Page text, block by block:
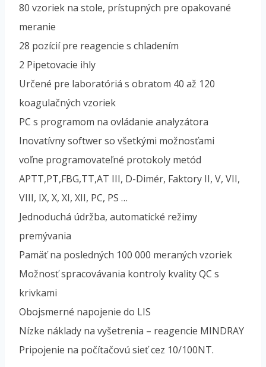
80 vzoriek na stole, prístupných pre opakované
meranie
28 pozícií pre reagencie s chladením
2 Pipetovacie ihly
Určené pre laboratóriá s obratom 40 až 120
koagulačných vzoriek
PC s programom na ovládanie analyzátora
Inovatívny softwer so všetkými možnosťami
voľne programovateľné protokoly metód
APTT,PT,FBG,TT,AT III, D-Dimér, Faktory II, V, VII,
VIII, IX, X, XI, XII, PC, PS …
Jednoduchá údržba, automatické režimy
premývania
Pamäť na posledných 100 000 meraných vzoriek
Možnosť spracovávania kontroly kvality QC s
krivkami
Obojsmerné napojenie do LIS
Nízke náklady na vyšetrenia – reagencie MINDRAY
Pripojenie na počítačovú sieť cez 10/100NT.